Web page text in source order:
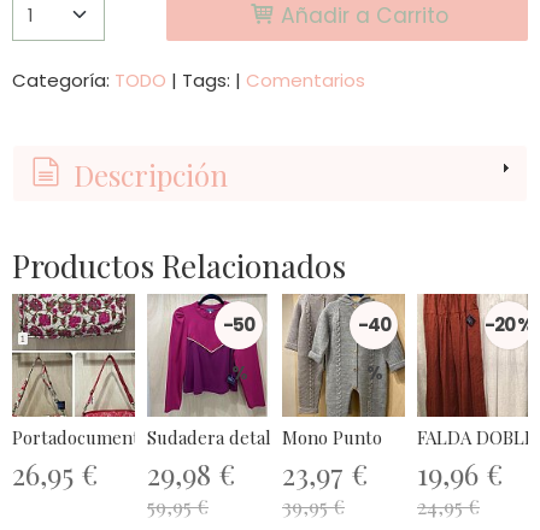
Añadir a Carrito
Categoría: TODO | Tags: | Comentarios
Descripción
Productos Relacionados
Portadocumentos/ Bolsa ordenador
26,95 €
-50
%
Sudadera detalle flúor
29,98 €
59,95 €
-40
%
Mono Punto
23,97 €
39,95 €
-20 %
FALDA
19,96 €
24,95 €